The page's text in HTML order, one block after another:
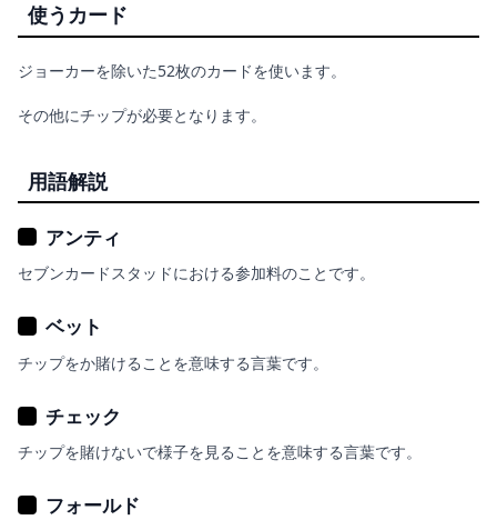
使うカード
ジョーカーを除いた52枚のカードを使います。
その他にチップが必要となります。
用語解説
アンティ
セブンカードスタッドにおける参加料のことです。
ベット
チップをか賭けることを意味する言葉です。
チェック
チップを賭けないで様子を見ることを意味する言葉です。
フォールド